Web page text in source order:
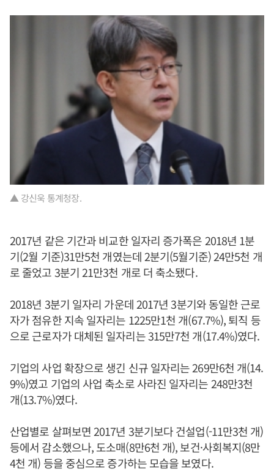
▲ 강신욱 통계청장.
2017년 같은 기간과 비교한 일자리 증가폭은 2018년 1분
기(2월 기준)31만5천 개였는데 2분기(5월기준) 24만5천 개
로 줄었고 3분기 21만3천 개로 더 축소됐다.
2018년 3분기 일자리 가운데 2017년 3분기와 동일한 근로
자가 점유한 지속 일자리는 1225만1천 개(67.7%), 퇴직 등
으로 근로자가 대체된 일자리는 315만7천 개(17.4%)였다.
기업의 사업 확장으로 생긴 신규 일자리는 269만6천 개(14.
9%)였고 기업의 사업 축소로 사라진 일자리는 248만3천
개(13.7%)였다.
산업별로 살펴보면 2017년 3분기보다 건설업(-11만3천 개)
등에서 감소했으나, 도소매(8만6천 개), 보건·사회복지(8만
4천 개) 등을 중심으로 증가하는 모습을 보였다.